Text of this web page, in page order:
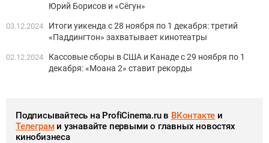
Юрий Борисов и «Сёгун»
03.12.2024
Итоги уикенда с 28 ноября по 1 декабря: третий
«Паддингтон» захватывает кинотеатры
02.12.2024
Кассовые сборы в США и Канаде с 29 ноября по 1
декабря: «Моана 2» ставит рекорды
Подписывайтесь на ProfiCinema.ru в ВКонтакте и
Телеграми узнавайте первыми о главных новостях
кинобизнеса